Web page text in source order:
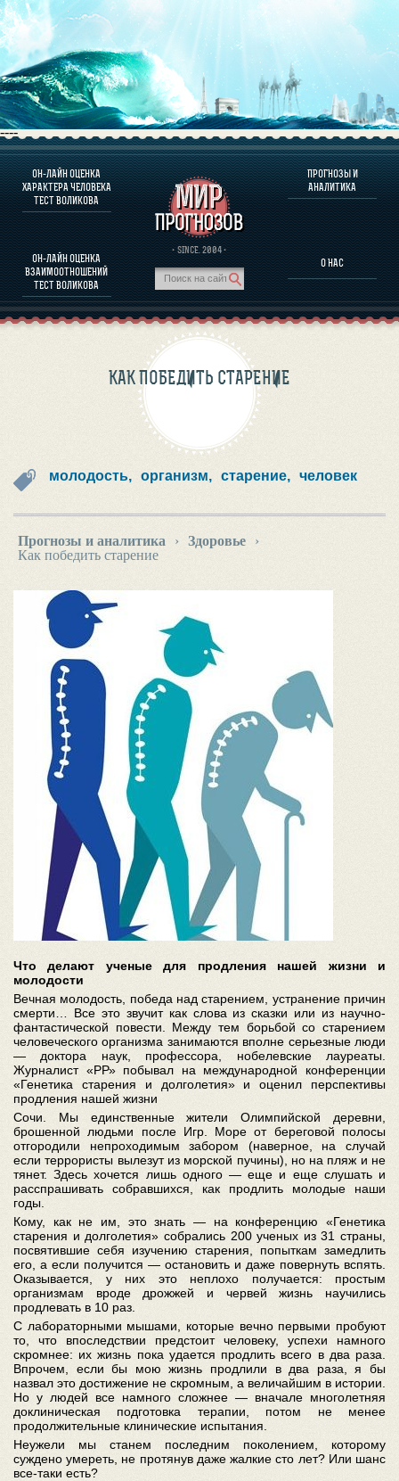
----
ОН-ЛАЙН ОЦЕНКА
ХАРАКТЕРА ЧЕЛОВЕКА
ТЕСТ ВОЛИКОВА
ОН-ЛАЙН ОЦЕНКА
ВЗАИМООТНОШЕНИЙ
ТЕСТ ВОЛИКОВА
· SINCE. 2004 ·
ПРОГНОЗЫ И
АНАЛИТИКА
О НАС
О ПРОГРАММЕ
ОЦЕНКА ХАРАКТЕРA ЧЕЛОВЕКА
ОЦЕНКА ХАРАКТЕРА ВЫДАЮЩИХСЯ ЛИЧНОСТЕЙ
О ПРОГРАММЕ
ПРОГНОЗЫ И АНАЛИТИКА
КАК ПОБЕДИТЬ СТАРЕНИЕ
молодость, организм, старение, человек
Прогнозы и аналитика › Здоровье
›
Как победить старение
Что делают ученые для продления нашей жизни и
молодости
Вечная молодость, победа над старением, устранение причин
смерти… Все это звучит как слова из сказки или из научно-
фантастической повести. Между тем борьбой со старением
человеческого организма занимаются вполне серьезные люди
— доктора наук, профессора, нобелевские лауреаты.
Журналист «РР» побывал на международной конференции
«Генетика старения и долголетия» и оценил перспективы
продления нашей жизни
Сочи. Мы единственные жители Олимпийской деревни,
брошенной людьми после Игр. Море от береговой полосы
отгородили непроходимым забором (наверное, на случай
если террористы вылезут из морской пучины), но на пляж и не
тянет. Здесь хочется лишь одного — еще и еще слушать и
расспрашивать собравшихся, как продлить молодые наши
годы.
Кому, как не им, это знать — на конференцию «Генетика
старения и долголетия» собрались 200 ученых из 31 страны,
посвятившие себя изучению старения, попыткам замедлить
его, а если получится — остановить и даже повернуть вспять.
Оказывается, у них это неплохо получается: простым
организмам вроде дрожжей и червей жизнь научились
продлевать в 10 раз.
С лабораторными мышами, которые вечно первыми пробуют
то, что впоследствии предстоит человеку, успехи намного
скромнее: их жизнь пока удается продлить всего в два раза.
Впрочем, если бы мою жизнь продлили в два раза, я бы
назвал это достижение не скромным, а величайшим в истории.
Но у людей все намного сложнее — вначале многолетняя
доклиническая подготовка терапии, потом не менее
продолжительные клинические испытания.
Неужели мы станем последним поколением, которому
суждено умереть, не протянув даже жалкие сто лет? Или шанс
все-таки есть?